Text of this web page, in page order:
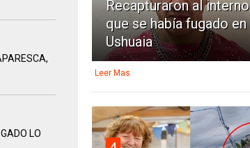
LO
Recapturaron al interno
que se había fugado en
Ushuaia
Leer Mas